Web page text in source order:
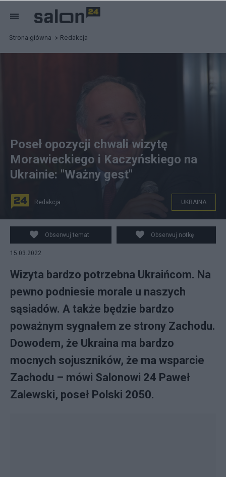
Strona główna Redakcja
fot. Salon24
Poseł opozycji chwali wizytę
Morawieckiego i Kaczyńskiego na
Ukrainie: "Ważny gest"
Redakcja UKRAINA
Obserwuj temat Obserwuj notkę
15.03.2022
Wizyta bardzo potrzebna Ukraińcom. Na
pewno podniesie morale u naszych
sąsiadów. A także będzie bardzo
poważnym sygnałem ze strony Zachodu.
Dowodem, że Ukraina ma bardzo
mocnych sojuszników, że ma wsparcie
Zachodu – mówi Salonowi 24 Paweł
Zalewski, poseł Polski 2050.